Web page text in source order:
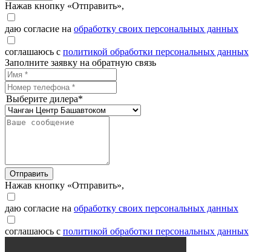
Нажав кнопку «Отправить»,
даю согласие на обработку своих персональных данных
соглашаюсь с политикой обработки персональных данных
Заполните заявку на обратную связь
Выберите дилера*
Отправить
Нажав кнопку «Отправить»,
даю согласие на обработку своих персональных данных
соглашаюсь с политикой обработки персональных данных